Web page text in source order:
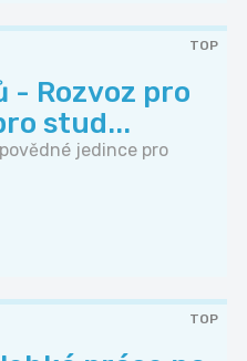
TOP
- Rozvoz pro
stud...
jedince pro
TOP